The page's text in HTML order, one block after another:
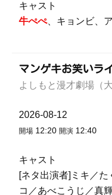
キャスト
牛ぺぺ、キョンビ、
マンゲキお笑いラ
よしもと漫才劇場（大
2026-08-12
開場 12:20 開演 12:40
キャスト
[ネタ出演者]ミキ／
コ／あべこうじ／真